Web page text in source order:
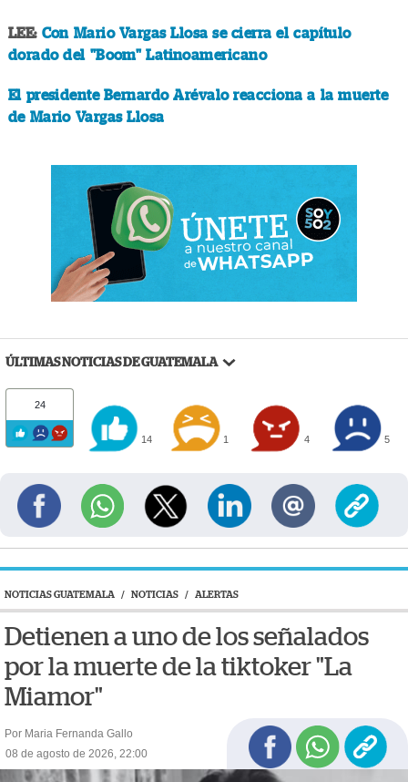
LEE:Con Mario Vargas Llosa se cierra el capítulo
dorado del "Boom" Latinoamericano
El presidente Bernardo Arévalo reacciona a la muerte
de Mario Vargas Llosa
ÚLTIMAS NOTICIAS DE GUATEMALA
24
14 1 4 5
NOTICIAS GUATEMALA / NOTICIAS / ALERTAS
Detienen a uno de los señalados
por la muerte de la tiktoker "La
Miamor"
Por Maria Fernanda Gallo
08 de agosto de 2026, 22:00